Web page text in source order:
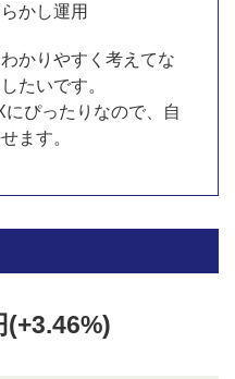
かし運用
かりやすく考えてな
たいです。
にぴったりなので、自
ます。
(+3.46%)